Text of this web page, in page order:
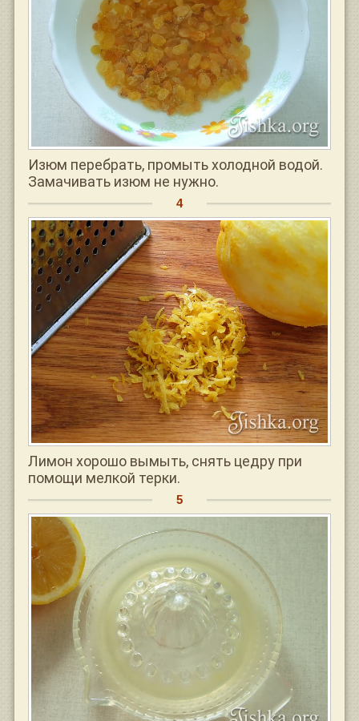
Изюм перебрать, промыть холодной водой.
Замачивать изюм не нужно.
Лимон хорошо вымыть, снять цедру при
помощи мелкой терки.